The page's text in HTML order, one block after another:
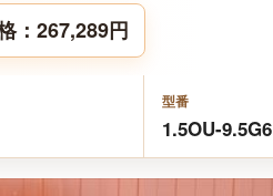
：267,289円
型番
1.5OU-9.5G6